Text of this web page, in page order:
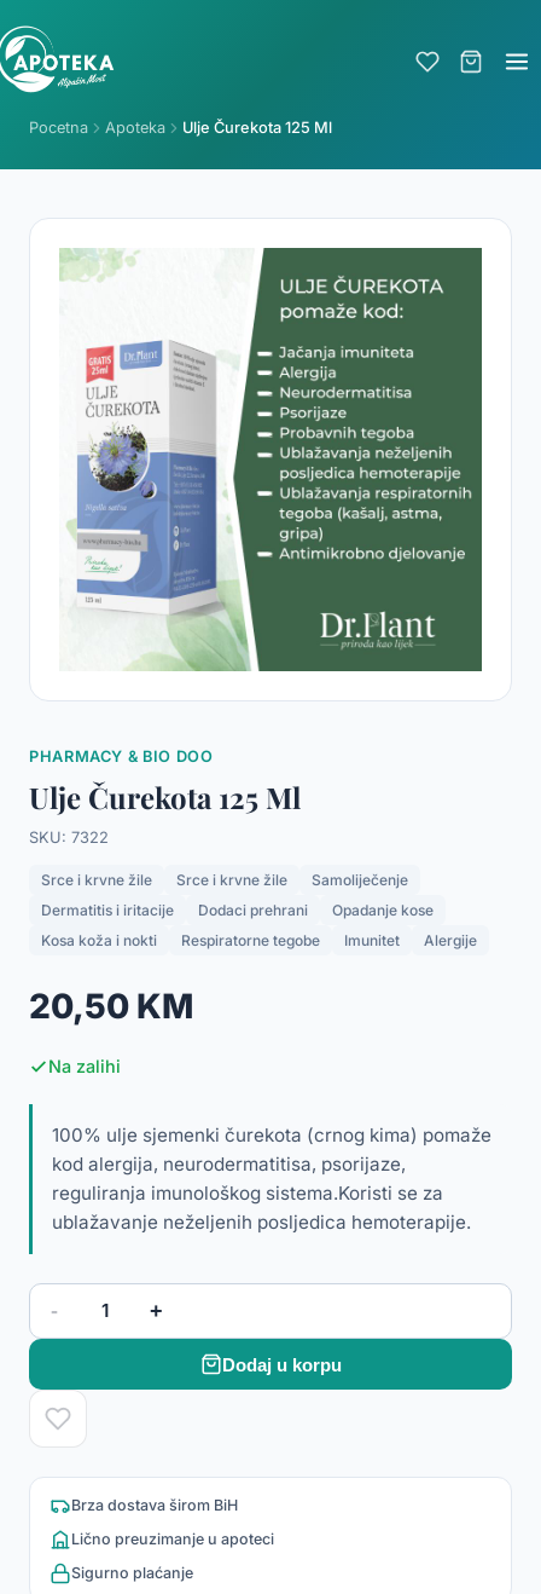
Pocetna Apoteka Ulje Čurekota 125 Ml
PHARMACY & BIO DOO
Ulje Čurekota 125 Ml
SKU: 7322
Srce i krvne žile Srce i krvne žile
Samoliječenje
Dermatitis i iritacije
Dodaci prehrani
Opadanje kose
Kosa koža i nokti
Respiratorne tegobe Imunitet Alergije
20,50 KM
Na zalihi
100% ulje sjemenki čurekota (crnog kima) pomaže
kod alergija, neurodermatitisa, psorijaze,
reguliranja imunološkog sistema.Koristi se za
ublažavanje neželjenih posljedica hemoterapije.
- 1 +
Dodaj u korpu
Brza dostava širom BiH
Lično preuzimanje u apoteci
Sigurno plaćanje